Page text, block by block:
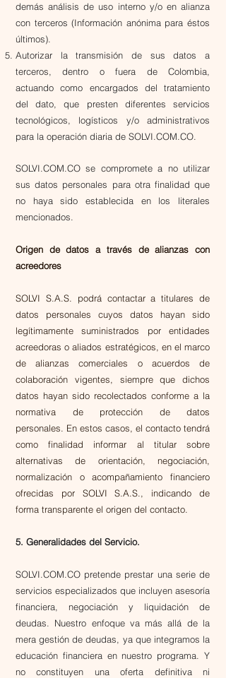
demás análisis de uso interno y/o en alianza
con terceros (Información anónima para éstos
últimos).
Autorizar la transmisión de sus datos a
terceros, dentro o fuera de Colombia,
actuando como encargados del tratamiento
del dato, que presten diferentes servicios
tecnológicos, logísticos y/o administrativos
para la operación diaria de SOLVI.COM.CO.
SOLVI.COM.CO se compromete a no utilizar
sus datos personales para otra finalidad que
no haya sido establecida en los literales
mencionados.
Origen de datos a través de alianzas con
acreedores
SOLVI S.A.S. podrá contactar a titulares de
datos personales cuyos datos hayan sido
legítimamente suministrados por entidades
acreedoras o aliados estratégicos, en el marco
de alianzas comerciales o acuerdos de
colaboración vigentes, siempre que dichos
datos hayan sido recolectados conforme a la
normativa de protección de datos
personales. En estos casos, el contacto tendrá
como finalidad informar al titular sobre
alternativas de orientación, negociación,
normalización o acompañamiento financiero
ofrecidas por SOLVI S.A.S., indicando de
forma transparente el origen del contacto.
5. Generalidades del Servicio.
SOLVI.COM.CO pretende prestar una serie de
servicios especializados que incluyen asesoría
financiera, negociación y liquidación de
deudas. Nuestro enfoque va más allá de la
mera gestión de deudas, ya que integramos la
educación financiera en nuestro programa. Y
no constituyen una oferta definitiva ni